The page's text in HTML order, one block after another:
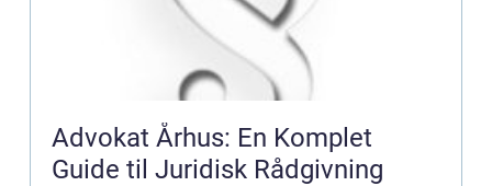
Advokat Århus: En Komplet
Guide til Juridisk Rådgivning